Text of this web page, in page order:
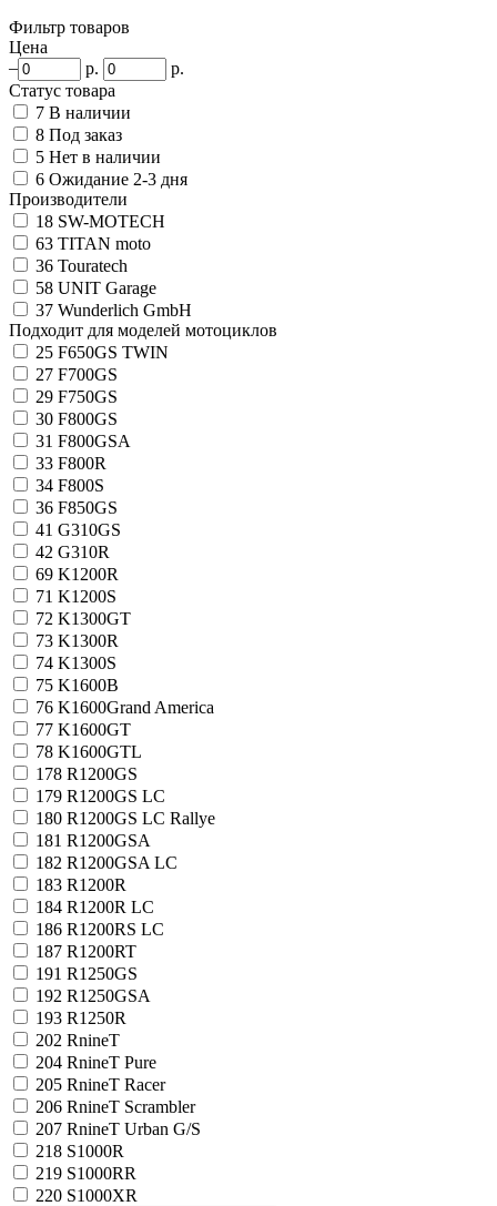
Фильтр товаров
Цена
р.
–
р.
Статус товара
7 В наличии
8 Под заказ
5 Нет в наличии
6 Ожидание 2-3 дня
Производители
18 SW-MOTECH
63 TITAN moto
36 Touratech
58 UNIT Garage
37 Wunderlich GmbH
Подходит для моделей мотоциклов
25 F650GS TWIN
27 F700GS
29 F750GS
30 F800GS
31 F800GSA
33 F800R
34 F800S
36 F850GS
41 G310GS
42 G310R
69 K1200R
71 K1200S
72 K1300GT
73 K1300R
74 K1300S
75 K1600B
76 K1600Grand America
77 K1600GT
78 K1600GTL
178 R1200GS
179 R1200GS LC
180 R1200GS LC Rallye
181 R1200GSA
182 R1200GSA LC
183 R1200R
184 R1200R LC
186 R1200RS LC
187 R1200RT
191 R1250GS
192 R1250GSA
193 R1250R
202 RnineT
204 RnineT Pure
205 RnineT Racer
206 RnineT Scrambler
207 RnineT Urban G/S
218 S1000R
219 S1000RR
220 S1000XR